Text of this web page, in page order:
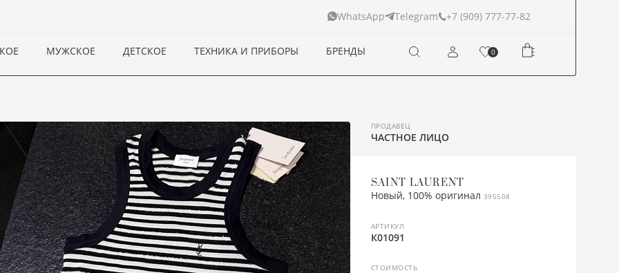
WhatsApp Telegram +7 (909) 777-77-82
МУЖСКОЕ ДЕТСКОЕ ТЕХНИКА И ПРИБОРЫ БРЕНДЫ 0
SAINT LAURENT
Новый, 100% оригинал 395508
ПРОДАВЕЦ
ЧАСТНОЕ ЛИЦО
АРТИКУЛ
К01091
СТОИМОСТЬ